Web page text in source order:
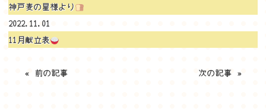
神戸麦の星様より
2022.11.01
11月献立表
« 前の記事 次の記事 »